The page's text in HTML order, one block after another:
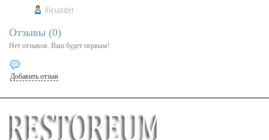
Alexander
Отзывы (0)
Нет отзывов. Ваш будет первым!
Добавить отзыв